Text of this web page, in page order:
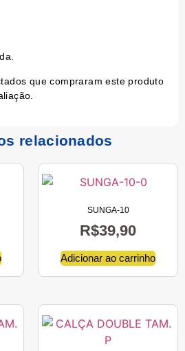
que compraram este produto
relacionados
SUNGA-10
R$39,90
Adicionar ao carrinho